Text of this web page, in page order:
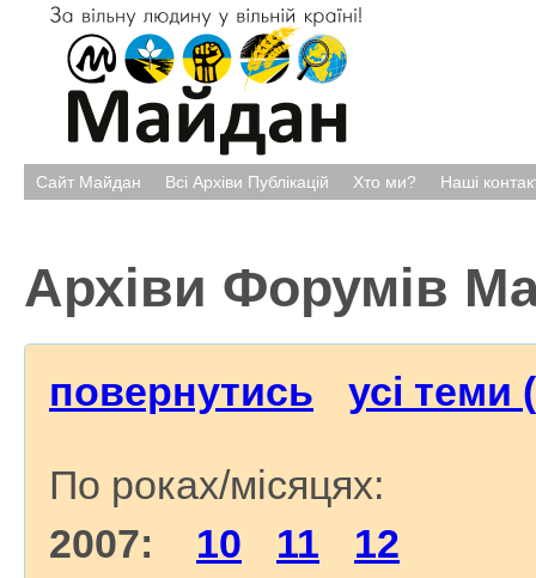
Сайт Майдан Всі Архіви Публікацій Хто ми? Наші
Архіви Форумів
повернутись усі теми
По роках/місяцях:
2007: 10 11
12